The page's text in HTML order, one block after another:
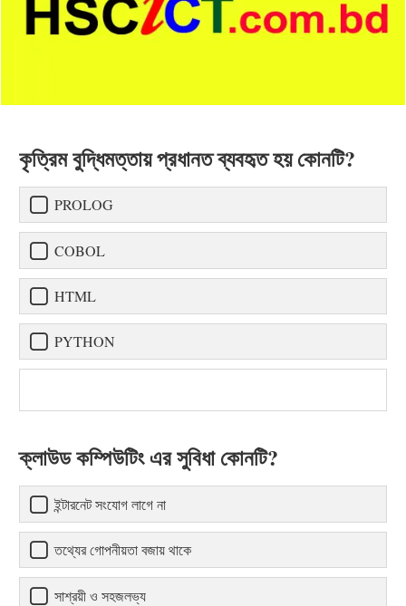
কৃত্রিম বুদ্ধিমত্তায় প্রধানত ব্যবহৃত হয় কোনটি?
PROLOG
COBOL
HTML
PYTHON
ক্লাউড কম্পিউটিং এর সুবিধা কোনটি?
ইন্টারনেট সংযোগ লাগে না
তথ্যের গোপনীয়তা বজায় থাকে
সাশ্রয়ী ও সহজলভ্য